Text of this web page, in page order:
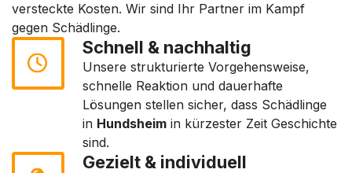
versteckte Kosten. Wir sind Ihr Partner im Kampf
gegen Schädlinge.
Schnell & nachhaltig
Unsere strukturierte Vorgehensweise,
schnelle Reaktion und dauerhafte
Lösungen stellen sicher, dass Schädlinge
in Hundsheim in kürzester Zeit Geschichte
sind.
Gezielt & individuell